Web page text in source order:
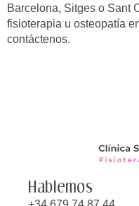
Barcelona, Sitges o Sant
fisioterapia u osteopatía
contáctenos.
Hablemos